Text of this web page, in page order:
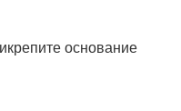
основание